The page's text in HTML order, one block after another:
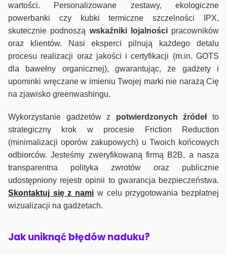
wartości. Personalizowane zestawy, ekologiczne
powerbanki czy kubki termiczne szczelności IPX,
skutecznie podnoszą wskaźniki lojalnościpracowników
oraz klientów. Nasi eksperci pilnują każdego detalu
procesu realizacji oraz jakości i certyfikacji (m.in. GOTS
dla bawełny organicznej), gwarantując, że gadżety i
upominki wręczane w imieniu Twojej marki nie narażą Cię
na zjawisko greenwashingu.
Wykorzystanie gadżetów z potwierdzonych źródełto
strategiczny krok w procesie Friction Reduction
(minimalizacji oporów zakupowych) u Twoich końcowych
odbiorców. Jesteśmy zweryfikowaną firmą B2B, a nasza
transparentna polityka zwrotów oraz publicznie
udostępniony rejestr opinii to gwarancja bezpieczeństwa.
Skontaktuj się z nami w celu przygotowania bezpłatnej
wizualizacji na gadżetach.
Jak uniknąć błędów naduku?